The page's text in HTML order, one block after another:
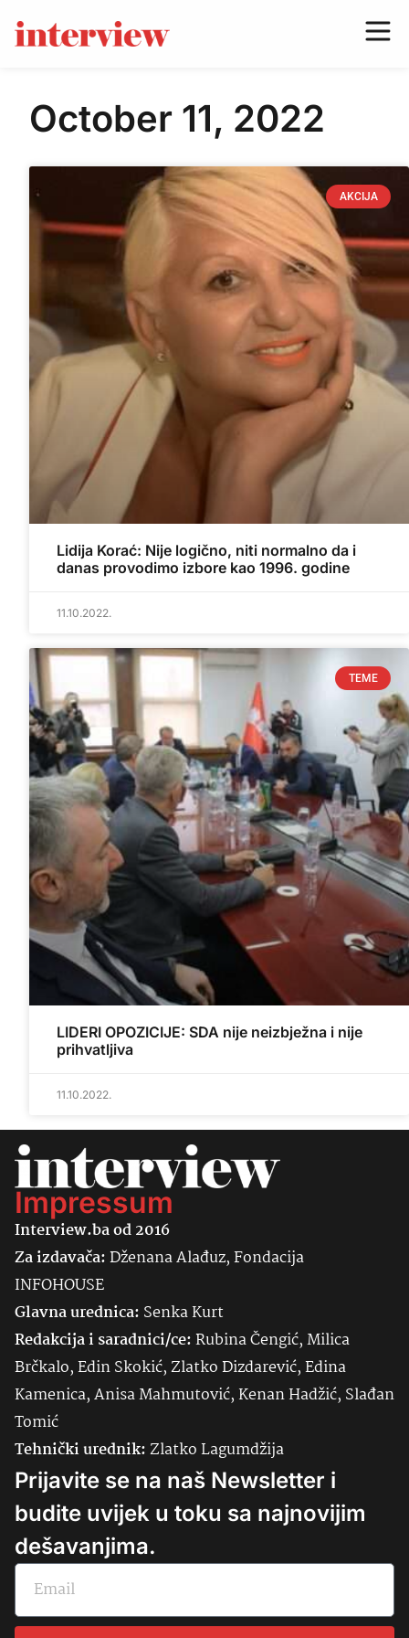
October 11, 2022
AKCIJA
Lidija Korać: Nije logično, niti normalno da i
danas provodimo izbore kao 1996. godine
11.10.2022.
TEME
LIDERI OPOZICIJE: SDA nije neizbježna i nije
prihvatljiva
11.10.2022.
Impressum
Interview.ba od 2016
Za izdavača:Dženana Alađuz, Fondacija
INFOHOUSE
Glavna urednica: SenkaKurt
Redakcija i saradnici/ce:Rubina Čengić, Milica
Brčkalo, Edin Skokić, Zlatko Dizdarević, Edina
Kamenica, Anisa Mahmutović, Kenan Hadžić, Slađan
Tomić
Tehnički urednik:Zlatko Lagumdžija
Prijavite se na naš Newsletter i
budite uvijek u toku sa najnovijim
dešavanjima.